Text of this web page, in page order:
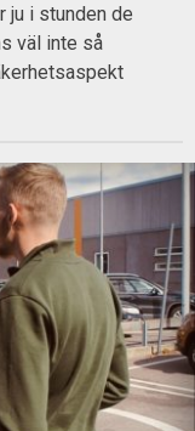
ju i stunden de
väl inte så